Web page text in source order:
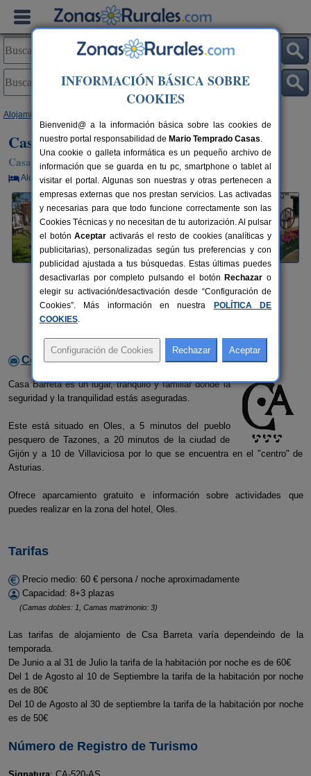
Alojamientos
Casa Barreta
Casa Rural en Oles / Villaviciosa (Asturias)
Alquiler por habitaciones 8+3 plazas 49 km de Oviedo
Contactar con el alojamiento
Casa Barreta es un lugar, tranquilo y familiar donde la
seguridad y la tranquilidad estás aseguradas.
Este está situado en Oles, a 5 minutos del pueblo
pesquero de Tazones, a 20 minutos de la ciudad de
Gijón y a 10 de Villaviciosa por lo que se encuentra en el "centro" de
Asturias.
Ofrece aparcamiento gratuito e información sobre actividades que
puedes realizar en la zona del hotel, Oles.
Tarifas
Precio medio: 60 € persona / noche aproximadamente
Capacidad: 8+3 plazas
(Camas dobles: 1, Camas matrimonio: 3)
Las tarifas de alojamiento de Csa Barreta varía dependeindo de la
temporada.
De Junio a al 31 de Julio la tarifa de la habitación por noche es de 60€
Del 1 de Agosto al 10 de Septiembre la tarifa de la habitación por noche
es de 80€
Del 10 de Agosto al 30 de septiembre la tarifa de la habitación por noche
es de 50€
Número de Registro de Turismo
INFORMACIÓN BÁSICA SOBRE
COOKIES
Bienvenid@ a la información básica sobre las cookies de
nuestro portal responsabilidad de Mario Temprado Casas.
Una cookie o galleta informática es un pequeño archivo de
información que se guarda en tu pc, smartphone o tablet al
visitar el portal. Algunas son nuestras y otras pertenecen a
empresas externas que nos prestan servicios. Las activadas
y necesarias para que todo funcione correctamente son las
Cookies Técnicas y no necesitan de tu autorización. Al pulsar
el botónAceptar activarás el resto de cookies (analíticas y
publicitarias), personalizadas según tus preferencias y con
publicidad ajustada a tus búsquedas. Estas últimas puedes
desactivarlas por completo pulsando el botón Rechazar o
elegir su activación/desactivación desde “Configuración de
Cookies”. Más información en nuestra
POLÍTICA DE
COOKIES.